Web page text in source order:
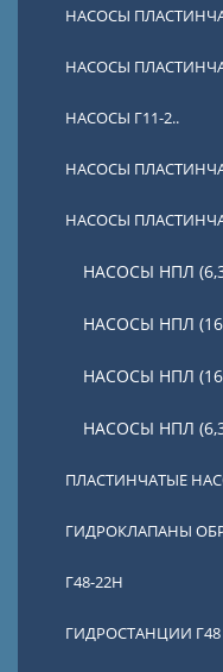
НАСОСЫ
НАСОСЫ
НАСОСЫ Г11-2..
НАСОСЫ
НАСОСЫ
НАСОСЫ НПЛ
НАСОСЫ НПЛ
НАСОСЫ НПЛ
НАСОСЫ НПЛ
ПЛАСТИНЧАТЫЕ
ГИДРОКЛАПАНЫ
Г48-22Н
ГИДРОСТАНЦИИ Г48